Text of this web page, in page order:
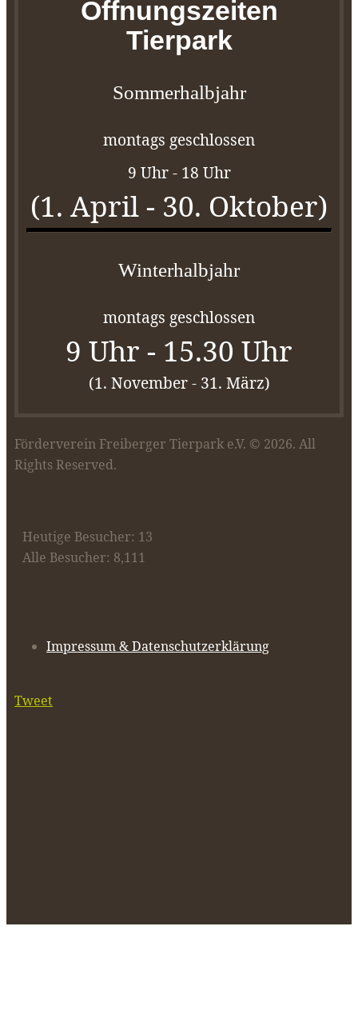
Öffnungszeiten
Tierpark
Sommerhalbjahr
montags geschlossen
9 Uhr - 18 Uhr
(1. April - 30. Oktober)
Winterhalbjahr
montags geschlossen
9 Uhr - 15.30 Uhr
(1. November - 31. März)
Förderverein Freiberger Tierpark e.V. © 2026. All
Rights Reserved.
Heutige Besucher: 13
Alle Besucher: 8,111
Impressum & Datenschutzerklärung
Tweet